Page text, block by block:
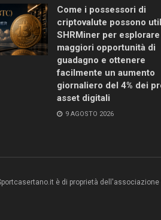
Come i possessori di
criptovalute possono
SHRMiner per esplorare
maggiori opportunità di
guadagno e ottenere
facilmente un aumento
giornaliero del 4% dei
asset digitali
9 AGOSTO 2026
è di proprietà